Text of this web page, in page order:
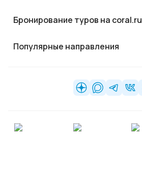
Бронирование туров на coral.ru
Популярные направления